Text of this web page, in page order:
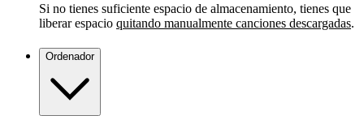
Si no tienes suficiente espacio de almacenamiento, tienes que
liberar espacio quitando manualmente canciones descargadas.
Ordenador